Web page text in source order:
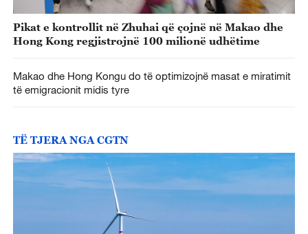
Pikat e kontrollit në Zhuhai që çojnë në Makao dhe
Hong Kong regjistrojnë 100 milionë udhëtime
Makao dhe Hong Kongu do të optimizojnë masat e miratimit
të emigracionit midis tyre
TË TJERA NGA CGTN